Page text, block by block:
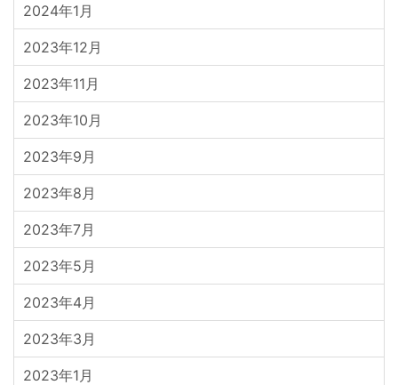
2024年1月
2023年12月
2023年11月
2023年10月
2023年9月
2023年8月
2023年7月
2023年5月
2023年4月
2023年3月
2023年1月